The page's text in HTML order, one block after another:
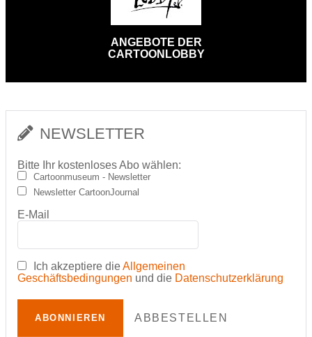
ANGEBOTE DER
CARTOONLOBBY
NEWSLETTER
Bitte Ihr kostenloses Abo wählen:
Cartoonmuseum - Newsletter
Newsletter CartoonJournal
E-Mail
Ich akzeptiere dieAllgemeinen
Geschäftsbedingungen und die Datenschutzerklärung
ABONNIEREN ABBESTELLEN